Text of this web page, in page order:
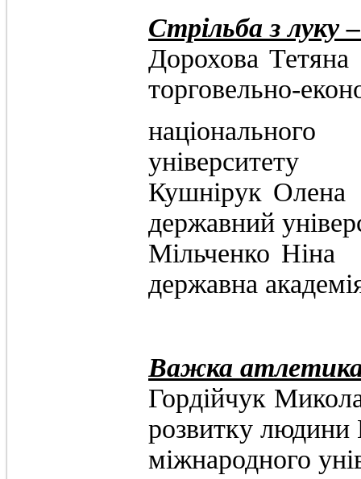
Стрільба з луку
Дорохова
торговельно-
національного
університету
Кушнірук
державний
державна
Важка атлетика
Гордійчук
розвитку людини
міжнародного